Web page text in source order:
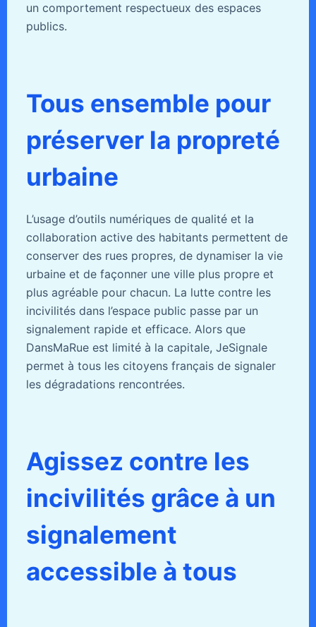
un comportement respectueux des espaces
publics.
Tous ensemble pour
préserver la propreté
urbaine
L’usage d’outils numériques de qualité et la
collaboration active des habitants permettent de
conserver des rues propres, de dynamiser la vie
urbaine et de façonner une ville plus propre et
plus agréable pour chacun. La lutte contre les
incivilités dans l’espace public passe par un
signalement rapide et efficace. Alors que
DansMaRue est limité à la capitale, JeSignale
permet à tous les citoyens français de signaler
les dégradations rencontrées.
Agissez contre les
incivilités grâce à un
signalement
accessible à tous